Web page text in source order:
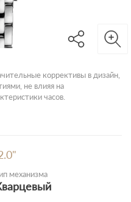
коррективы в дизайн,
не влияя на
часов.
механизма